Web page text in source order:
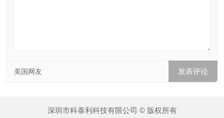
美国网友
深圳市科泰利科技有限公司 © 版权所有